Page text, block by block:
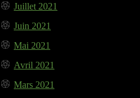
Juillet 2021
Juin 2021
Mai 2021
Avril 2021
Mars 2021